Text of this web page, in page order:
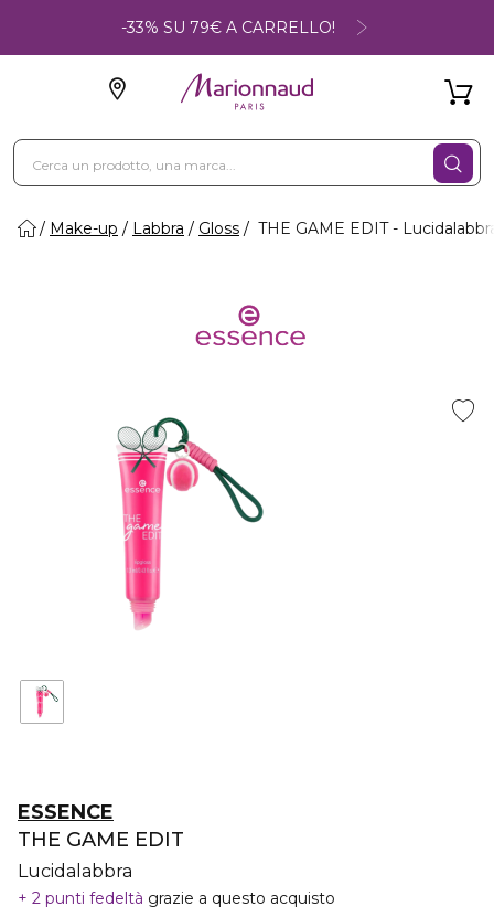
-33% SU 79€ A CARRELLO!
Make-up Labbra Gloss THE GAME EDIT -
ESSENCE
THE GAME EDIT
Lucidalabbra
2 punti fedeltà grazie a questo acquisto